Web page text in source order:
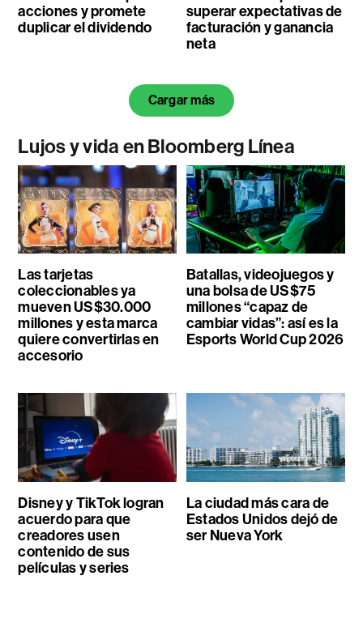
acciones y promete
duplicar el dividendo
superar expectativas de
facturación y ganancia
neta
Cargar más
Lujos y vida en Bloomberg Línea
Las tarjetas
coleccionables ya
mueven US$30.000
millones y esta marca
quiere convertirlas en
accesorio
Batallas, videojuegos y
una bolsa de US$75
millones “capaz de
cambiar vidas”: así es la
Esports World Cup 2026
Disney y TikTok logran
acuerdo para que
creadores usen
contenido de sus
películas y series
La ciudad más cara de
Estados Unidos dejó de
ser Nueva York